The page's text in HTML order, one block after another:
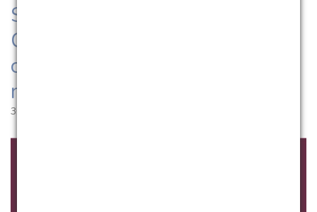
Semana Acadêmica de
Ciências Contábeis da UCPel
começa nesta segunda-feira
na UCPel
30.09.2016 | 10:52